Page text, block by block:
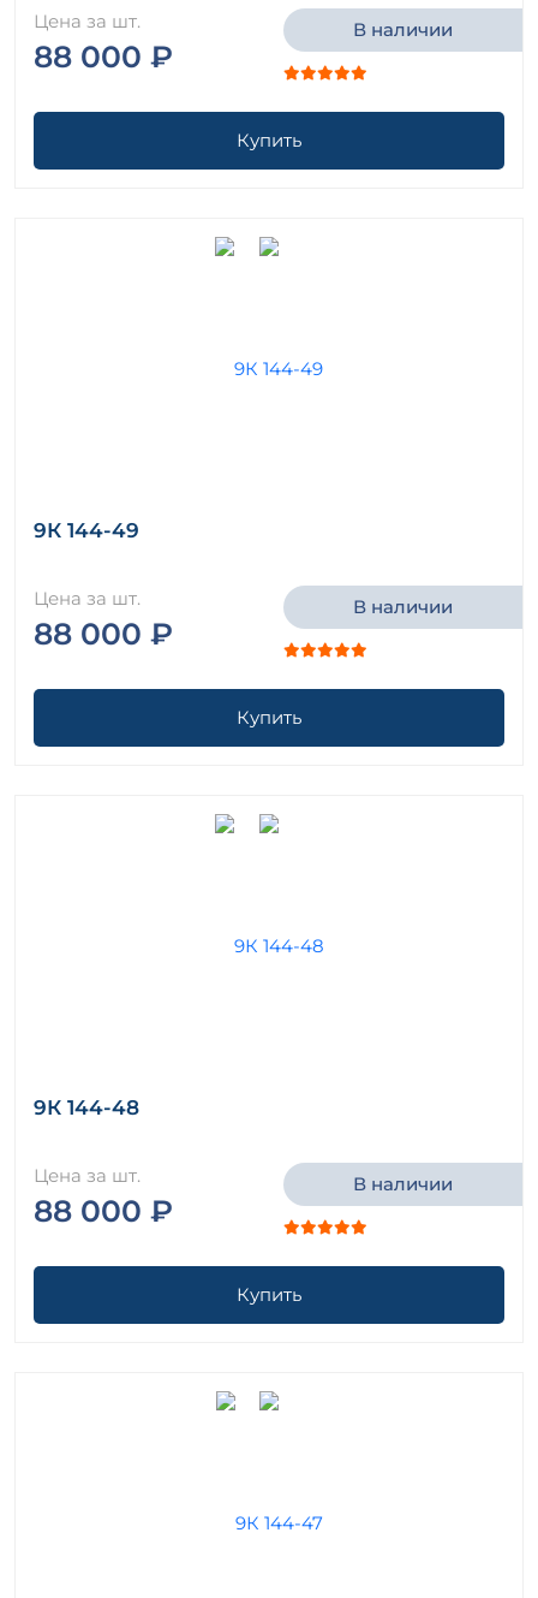
Цена за шт.
88 000 ₽
В наличии
Купить
9К 144-49
Цена за шт.
88 000 ₽
В наличии
Купить
9К 144-48
Цена за шт.
88 000 ₽
В наличии
Купить